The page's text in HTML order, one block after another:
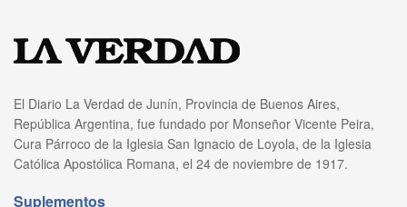
El Diario La Verdad de Junín, Provincia de Buenos Aires,
República Argentina, fue fundado por Monseñor Vicente Peira,
Cura Párroco de la Iglesia San Ignacio de Loyola, de la Iglesia
Católica Apostólica Romana, el 24 de noviembre de 1917.
Suplementos